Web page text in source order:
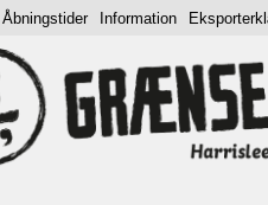
Information